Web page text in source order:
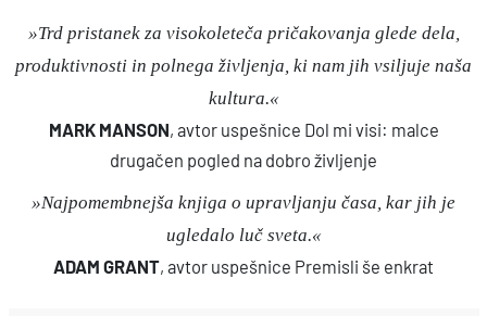
»Trd pristanek za visokoleteča pričakovanja glede dela,
produktivnosti in polnega življenja, ki nam jih vsiljuje naša
kultura.«
MARK MANSON, avtor uspešnice Dol mi visi: malce
drugačen pogled na dobro življenje
»Najpomembnejša knjiga o upravljanju časa, kar jih je
ugledalo luč sveta.«
ADAM GRANT, avtor uspešnice Premisli še enkrat